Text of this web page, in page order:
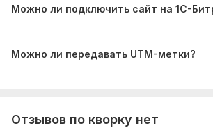
CMS: Wordpress,1С Битрикс,Opencart,
Фреймворк PHP: Без фреймворка
Используется CSS: Да
Можно ли подключить сайт на 1С-
Можно ли передавать UTM-метки?
Отзывов по кворку нет